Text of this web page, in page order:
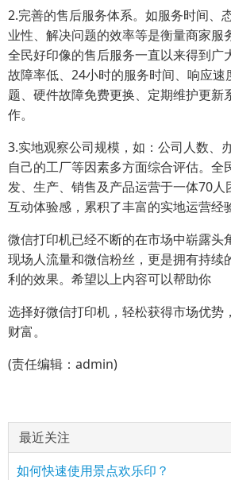
2.完善的售后服务体系。如服务时间、
业性、解决问题的效率等是衡量商家服
全民好印像的售后服务一直以来得到广
故障率低、24小时的服务时间、响应速
题、硬件故障免费更换、定期维护更新
作。
3.实地观察公司规模，如：公司人数、
自己的工厂等因素多方面综合评估。全
发、生产、销售及产品运营于一体70人
互动体验感，累积了丰富的实地运营经
微信打印机已经不断的在市场中崭露头
现场人流量和微信粉丝，更是拥有持续
利的效果。希望以上内容可以帮助你
选择好微信打印机，轻松获得市场优势
财富。
(责任编辑：admin)
最近关注
如何快速使用景点欢乐印？